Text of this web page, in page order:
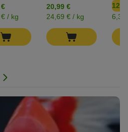
/ kg
20,99 €
24,69 € / kg
6,35